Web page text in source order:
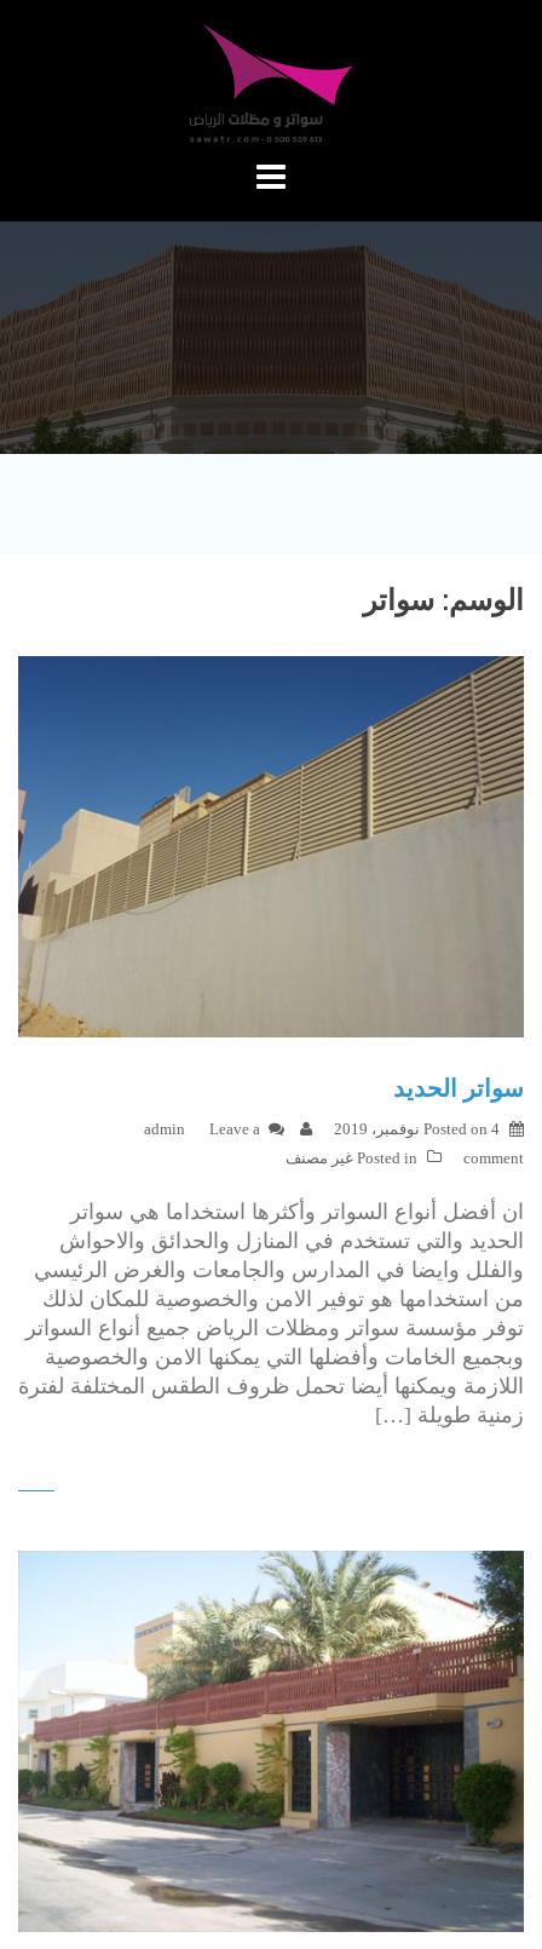
الوسم: سواتر
سواتر الحديد
Posted on 4 نوفمبر، 2019 admin
Leave a
comment
Posted in غير مصنف
ان أفضل أنواع السواتر وأكثرها استخداما هي سواتر
الحديد والتي تستخدم في المنازل والحدائق والاحواش
والفلل وايضا في المدارس والجامعات والغرض الرئيسي
من استخدامها هو توفير الامن والخصوصية للمكان لذلك
توفر مؤسسة سواتر ومظلات الرياض جميع أنواع السواتر
وبجميع الخامات وأفضلها التي يمكنها الامن والخصوصية
اللازمة ويمكنها أيضا تحمل ظروف الطقس المختلفة لفترة
زمنية طويلة […]